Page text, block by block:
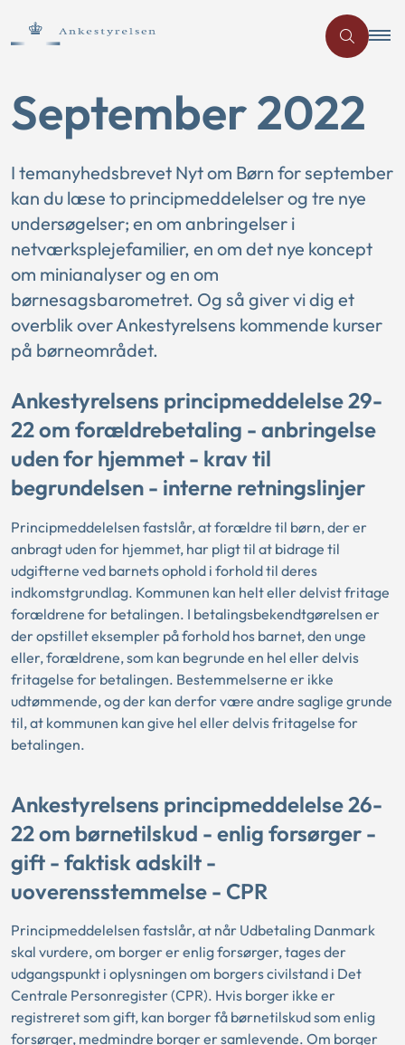
September 2022
I temanyhedsbrevet Nyt om Børn for september
kan du læse to principmeddelelser og tre nye
undersøgelser; en om anbringelser i
netværksplejefamilier, en om det nye koncept
om minianalyser og en om
børnesagsbarometret. Og så giver vi dig et
overblik over Ankestyrelsens kommende kurser
på børneområdet.
Ankestyrelsens principmeddelelse 29-
22 om forældrebetaling - anbringelse
uden for hjemmet - krav til
begrundelsen - interne retningslinjer
Principmeddelelsen fastslår, at forældre til børn, der er
anbragt uden for hjemmet, har pligt til at bidrage til
udgifterne ved barnets ophold i forhold til deres
indkomstgrundlag. Kommunen kan helt eller delvist fritage
forældrene for betalingen. I betalingsbekendtgørelsen er
der opstillet eksempler på forhold hos barnet, den unge
eller, forældrene, som kan begrunde en hel eller delvis
fritagelse for betalingen. Bestemmelserne er ikke
udtømmende, og der kan derfor være andre saglige grunde
til, at kommunen kan give hel eller delvis fritagelse for
betalingen.
Ankestyrelsens principmeddelelse 26-
22 om børnetilskud - enlig forsørger -
gift - faktisk adskilt -
uoverensstemmelse - CPR
Principmeddelelsen fastslår, at når Udbetaling Danmark
skal vurdere, om borger er enlig forsørger, tages der
udgangspunkt i oplysningen om borgers civilstand i Det
Centrale Personregister (CPR). Hvis borger ikke er
registreret som gift, kan borger få børnetilskud som enlig
forsørger, medmindre borger er samlevende. Om borger